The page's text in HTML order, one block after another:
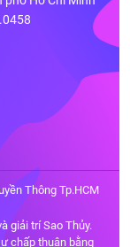
Thông Tp.HCM
giải trí Sao Thủy.
chấp thuận bằng